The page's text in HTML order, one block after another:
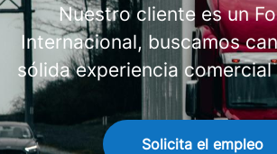
Nuestro cliente es un
Internacional, buscamos
sólida experiencia comercial
Solicita el empleo